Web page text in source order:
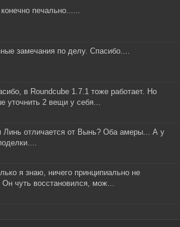
печально......
замечания по делу. Спасибо....
в Roundcube 1.7.1 тоже работает. Но
уточнить 2 вещи у себя...
Линь отличается от Вынь? Оба амеры... А у
я знаю, ничего принципиально не
Он чуть восстановился, мож...